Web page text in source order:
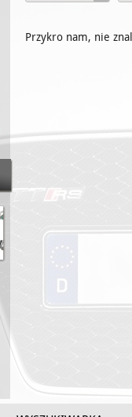
Przykro nam, nie